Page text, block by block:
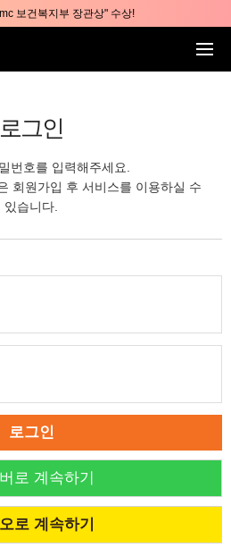
보건복지부 장관상" 수상!
8/15(토) 광복절 정상진료
로그인
번호를 입력해주세요.
회원가입 후 서비스를 이용하실 수
있습니다.
로그인
로 계속하기
로 계속하기